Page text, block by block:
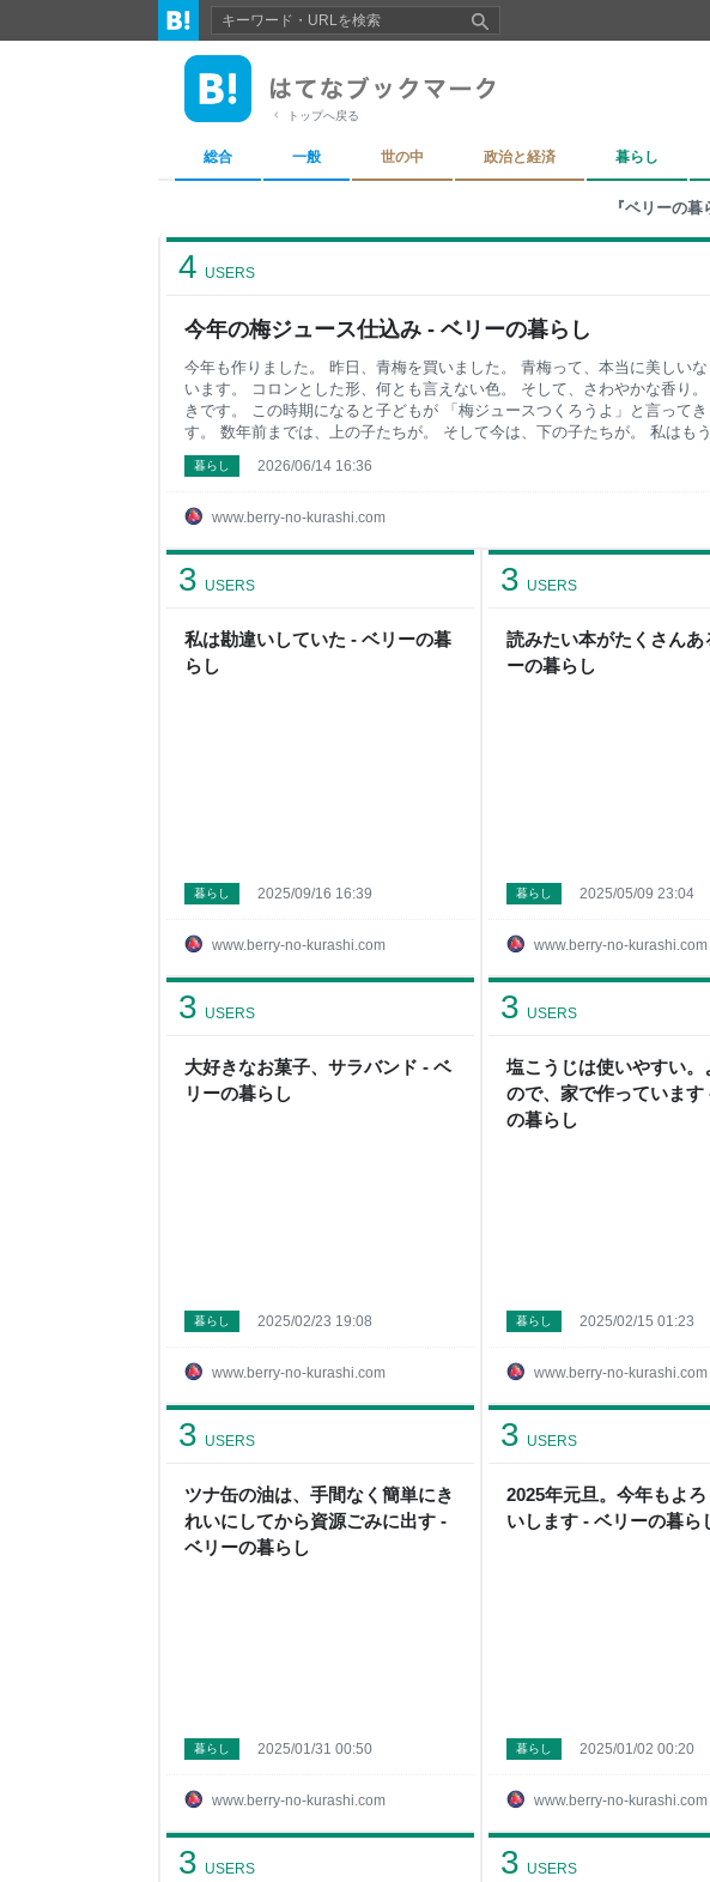
トップへ戻る
総合 一般 世の中 政治と経済 暮らし
『ベリーの暮
今年の梅ジュース仕込み - ベリーの暮らし
4 USERS
www.berry-no-kurashi.com
今年も作りました。 昨日、青梅を買いました。 青梅って、本当に美しいな
います。 コロンとした形、何とも言えない色。 そして、さわやかな香り
きです。 この時期になると子どもが 「梅ジュースつくろうよ」と言ってき
す。 数年前までは、上の子たちが。 そして今は、下の子たちが。 私はも
も毎年毎年 梅ジュースを作っていて いつも子どもたちに手伝ってもらって
した。 きれいに洗って乾かした梅の「へそ」を 子どもたちに爪楊枝で取っ
なくなりました。 ジュースができたときに作ってあげたら飲むくらい。 下
た。 半分はガラス瓶に入れて、メープルシロップを注ぎ。 そし
暮らし 2026/06/14 16:36
私は勘違いしていた - ベリーの暮
らし
3 USERS
www.berry-no-kurashi.com
暮らし 2025/09/16 16:39
読みたい本がたくさんあ
ーの暮らし
3 USERS
www.berry-no-kurashi.com
暮らし 2025/05/09 23:04
大好きなお菓子、サラバンド - ベ
リーの暮らし
3 USERS
www.berry-no-kurashi.com
暮らし 2025/02/23 19:08
塩こうじは使いやすい。
ので、家で作っています
の暮らし
3 USERS
www.berry-no-kurashi.com
暮らし 2025/02/15 01:23
ツナ缶の油は、手間なく簡単にき
れいにしてから資源ごみに出す -
ベリーの暮らし
3 USERS
www.berry-no-kurashi.com
暮らし 2025/01/31 00:50
2025年元旦。今年もよ
いします - ベリーの暮ら
3 USERS
www.berry-no-kurashi.com
暮らし 2025/01/02 00:20
3 USERS 3 USERS